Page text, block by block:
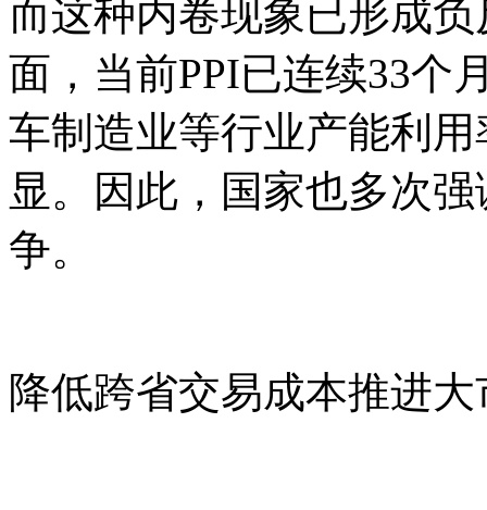
而这种内卷现象已形成
面，当前PPI已连续33个
车制造业等行业产能利
显。因此，国家也多次
争。
降低跨省交易成本推进